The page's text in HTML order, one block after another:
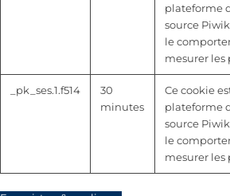
plateforme
source
le
mesurer les
_pk_ses.1.f514
30
minutes
Ce cookie
plateforme
source
le
mesurer les